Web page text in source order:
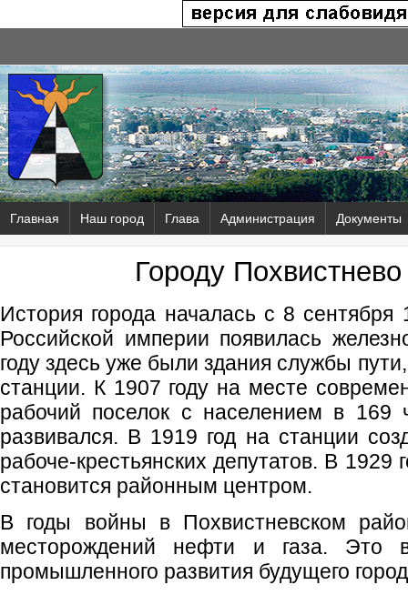
Главная Наш город Глава Администрация Документы
Городу
История города началась с 8 сентября
Российской империи появилась
году здесь уже были здания службы
станции. К 1907 году на месте
рабочий поселок с населением в 169
развивался. В 1919 год на станции
рабоче-крестьянских депутатов. В 1929
становится районным центром.
В годы войны в Похвистневском
месторождений нефти и газа. Это
промышленного развития будущего